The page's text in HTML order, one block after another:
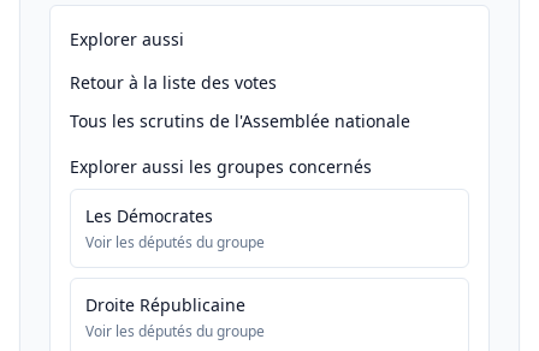
Explorer aussi
Retour à la liste des votes
Tous les scrutins de l'Assemblée nationale
Explorer aussi les groupes concernés
Les Démocrates
Voir les députés du groupe
Droite Républicaine
Voir les députés du groupe